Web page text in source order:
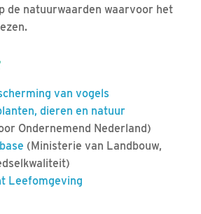
de natuurwaarden waarvoor het
van vogels
dieren en natuur
Ondernemend Nederland)
(Ministerie van Landbouw,
Leefomgeving